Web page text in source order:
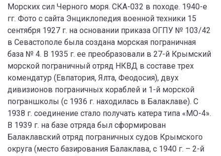
Морских сил Черного моря. СКА-032 в походе. 1940-е
гг. Фото с сайта Энциклопедия военной техники 15
сентября 1927 г. на основании приказа ОГПУ № 103/42
в Севастополе была создана морская пограничная
база № 4. В 1935 г. ее преобразовали в 27-й Крымский
морской пограничный отряд НКВД в составе трех
комендатур (Евпатория, Ялта, Феодосия), двух
дивизионов пограничных кораблей и 1-й морской
пограншколы (с 1936 г. находилась в Балаклаве). С
1938 г. соединение стало получать катера типа «МО-4».
В 1939 г. на базе отряда был сформирован
Балаклавский отряд пограничных судов Крымского
округа (место базирования Балаклава, с 1940 г. – 2-й